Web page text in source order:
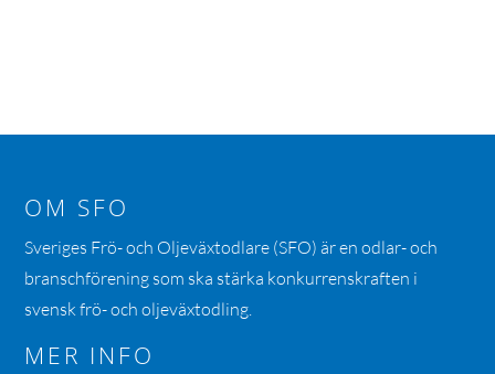
OM SFO
Sveriges Frö- och Oljeväxtodlare (SFO) är en odlar- och
branschförening som ska stärka konkurrenskraften i
svensk frö- och oljeväxtodling.
MER INFO